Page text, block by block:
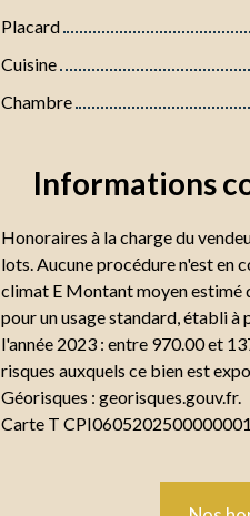
Placard
Cuisine
Chambre
Informations
Honoraires à la charge du
lots. Aucune procédure n'est en
climat E Montant moyen estimé
pour un usage standard, établi
l'année 2023 : entre 970.00 et
risques auxquels ce bien est
Géorisques : georisques.gouv.fr.
Carte T